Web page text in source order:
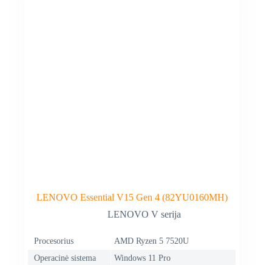
LENOVO Essential V15 Gen 4 (82YU0160MH)
LENOVO V serija
Procesorius
AMD Ryzen 5 7520U
Operacinė sistema
Windows 11 Pro